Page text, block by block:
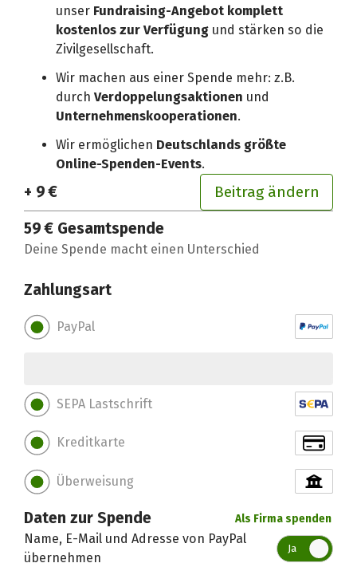
unser Fundraising-Angebot komplett
kostenlos zur Verfügung und stärken so die
Zivilgesellschaft.
Wir machen aus einer Spende mehr: z.B.
durchVerdoppelungsaktionen und
Unternehmenskooperationen.
Wir ermöglichen Deutschlands größte
Online-Spenden-Events.
+ 9 € Beitrag ändern
59 € Gesamtspende
Deine Spende macht einen Unterschied
Zahlungsart
PayPal
SEPA Lastschrift
Kreditkarte
Überweisung
Daten zur Spende Als Firma spenden
Name, E-Mail und Adresse von PayPal
übernehmen
Ja